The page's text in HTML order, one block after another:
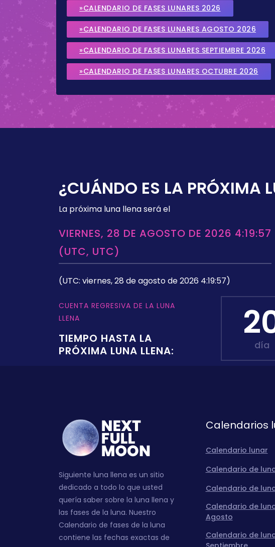
»CALENDARIO DE FASES LUNARES 2026
»CALENDARIO DE FASES LUNARES AGOSTO 2026
»CALENDARIO DE FASES LUNARES SEPTIEMBRE 2026
»CALENDARIO DE FASES LUNARES OCTUBRE 2026
¿CUÁNDO ES LA PRÓXIMA
La próxima luna llena será el
VIERNES, 28 DE AGOSTO DE 2026 4:19:57
(UTC, UTC)
(UTC: viernes, 28 de agosto de 2026 4:19:57)
CUENTA REGRESIVA DE LA LUNA
LLENA
TIEMPO HASTA LA
PRÓXIMA LUNA LLENA:
día
Siguiente luna llena es un sitio
dedicado a todo lo que usted
quería saber sobre la luna llena y
las fases de la luna. Nuestro
Calendario de fases de la luna
contiene las fechas exactas de
Calendarios
Calendario lunar
Calendario de
Calendario de
Calendario de
Agosto
Calendario de